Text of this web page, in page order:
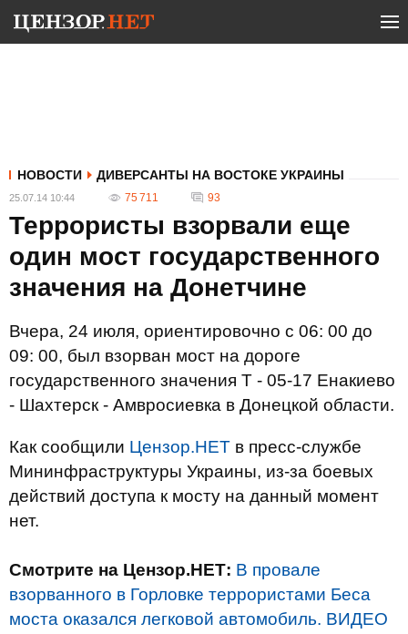
НОВОСТИ ДИВЕРСАНТЫ НА ВОСТОКЕ УКРАИНЫ
25.07.14 10:44 75 711 93
Террористы взорвали еще
один мост государственного
значения на Донетчине
Вчера, 24 июля, ориентировочно с 06: 00 до
09: 00, был взорван мост на дороге
государственного значения Т - 05-17 Енакиево
- Шахтерск - Амвросиевка в Донецкой области.
Как сообщили Цензор.НЕТ в пресс-службе
Мининфраструктуры Украины, из-за боевых
действий доступа к мосту на данный момент
нет.
Смотрите на Цензор.НЕТ: В провале
взорванного в Горловке террористами Беса
моста оказался легковой автомобиль. ВИДЕО